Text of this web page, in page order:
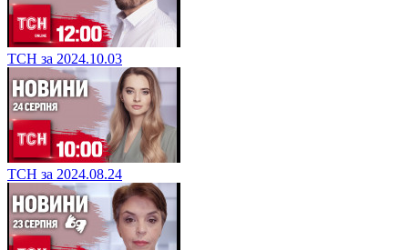
ТСН за 2024.10.03
ТСН за 2024.08.24